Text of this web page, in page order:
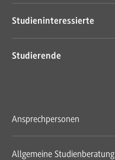
Studieninteressierte
Studierende
Ansprechpersonen
Allgemeine Studienberatung